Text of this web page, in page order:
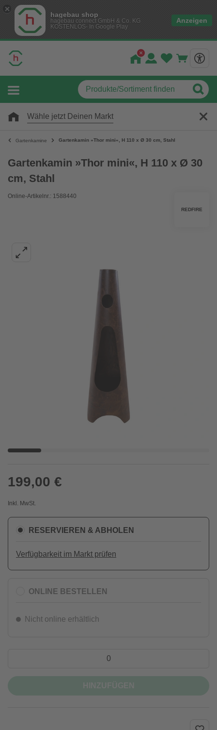
hagebau shop
hagebau connect GmbH & Co. KG
KOSTENLOS- In Google Play
Anzeigen
Wähle jetzt Deinen Markt
Gartenkamine Gartenkamin »Thor mini«, H 110 x Ø 30 cm, Stahl
Gartenkamin »Thor mini«, H 110 x Ø 30
cm, Stahl
Online-Artikelnr.: 1588440
REDFIRE
199,00 €
Inkl. MwSt.
RESERVIEREN & ABHOLEN
Verfügbarkeit im Markt prüfen
ONLINE BESTELLEN
Nicht online erhältlich